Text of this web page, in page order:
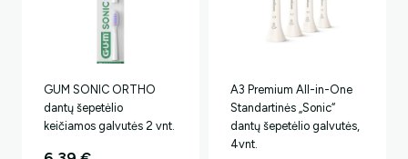
GUM SONIC ORTHO
dantų šepetėlio
keičiamos galvutės 2 vnt.
A3 Premium All-in-One
Standartinės „Sonic“
dantų šepetėlio galvutės,
4vnt.